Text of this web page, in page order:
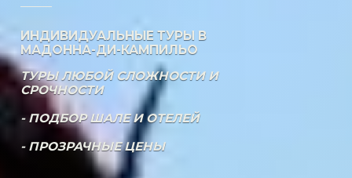
ИНДИВИДУАЛЬНЫЕ ТУРЫ В
МАДОННА-ДИ-КАМПИЛЬО
ТУРЫ ЛЮБОЙ СЛОЖНОСТИ И
СРОЧНОСТИ
- ПОДБОР ШАЛЕ И ОТЕЛЕЙ
- ПРОЗРАЧНЫЕ ЦЕНЫ